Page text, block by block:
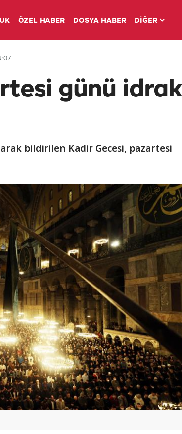
ÖZEL HABER DOSYA HABER DİĞER
günü idrak
bildirilen Kadir Gecesi, pazartesi